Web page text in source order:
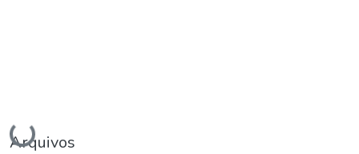
Carregando...
Arquivos